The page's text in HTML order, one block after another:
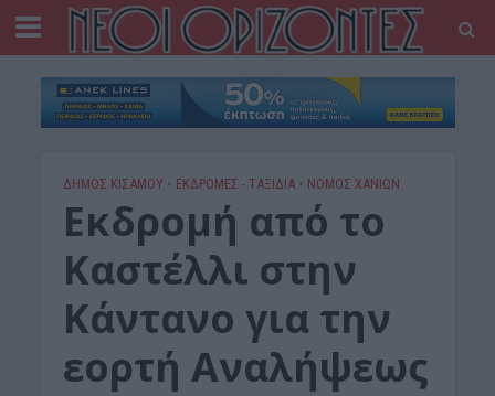
ΔΉΜΟΣ ΚΙΣΆΜΟΥ • ΕΚΔΡΟΜΈΣ - ΤΑΞΊΔΙΑ • ΝΟΜΌΣ ΧΑΝΊΩΝ
Εκδρομή από το
Καστέλλι στην
Κάντανο για την
εορτή Αναλήψεως